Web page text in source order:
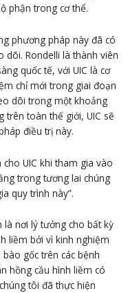
phận trong cơ thể.
phương pháp này đã có
dõi. Rondelli là thành viên
quốc tế, với UIC là cơ
chỉ mới trong giai đoạn
dõi trong một khoảng
toàn thế giới, UIC sẽ
điều trị này.
UIC khi tham gia vào
trong tương lai chúng
quy trình này”.
là nơi lý tưởng cho bất kỳ
liềm bởi vì kinh nghiệm
gốc trên các bệnh
hồng cầu hình liềm có
tôi đã thực hiện